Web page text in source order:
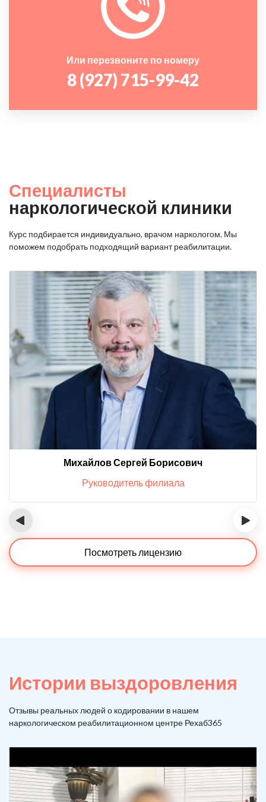
Или перезвоните по номеру
8 (927) 715-99-42
Специалисты
наркологической клиники
Курс подбирается индивидуально, врачом наркологом. Мы
поможем подобрать подходящий вариант реабилитации.
Михайлов Сергей Борисович
Руководитель филиала
‹ ›
Посмотреть лицензию
Истории выздоровления
Отзывы реальных людей о кодировании в нашем
наркологическом реабилитационном центре Рехаб365